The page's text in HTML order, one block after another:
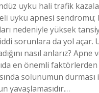
uyku hali trafik
uyku apnesi sendromu;
nedeniyle yüksek
sorunlara da yol açar.
nasıl anlarız? Apne
en önemli
solunumun
yavaşlamasıdır.…